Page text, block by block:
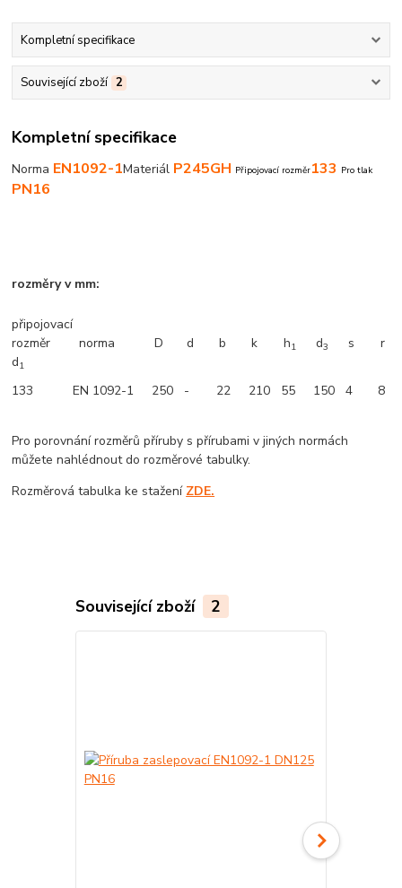
Kompletní specifikace
Související zboží 2
Kompletní specifikace
Norma EN1092-1Materiál P245GH Připojovací rozměr133 Pro tlak
PN16
rozměry v mm:
připojovací
rozměr
d1
norma D d b k h1 d3 s r
133 EN 1092-1 250 - 22 210 55 150 4 8
Pro porovnání rozměrů příruby s přírubami v jiných normách
můžete nahlédnout do rozměrové tabulky.
Rozměrová tabulka ke stažení ZDE.
Související zboží 2